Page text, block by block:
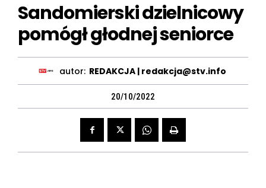
Sandomierski dzielnicowy
pomógł głodnej seniorce
autor: REDAKCJA | redakcja@stv.info
20/10/2022